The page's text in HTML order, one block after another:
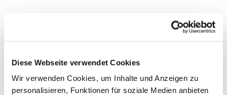
Diese Webseite verwendet Cookies
Wir verwenden Cookies, um Inhalte und Anzeigen zu
personalisieren, Funktionen für soziale Medien anbieten